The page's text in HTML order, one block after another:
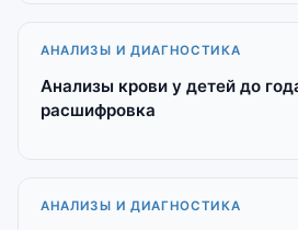
АНАЛИЗЫ И ДИАГНОСТИКА
Анализы крови у детей до
расшифровка
АНАЛИЗЫ И ДИАГНОСТИКА